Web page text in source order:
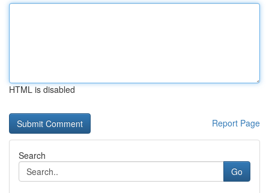
HTML is disabled
Report Page
Search
Go